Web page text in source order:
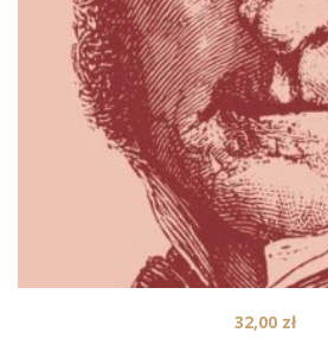
32,00 zł